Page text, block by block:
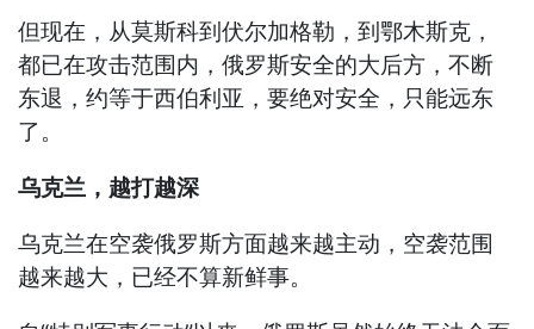
但现在，从莫斯科到伏尔加格勒，到鄂木斯克，
都已在攻击范围内，俄罗斯安全的大后方，不断
东退，约等于西伯利亚，要绝对安全，只能远东
了。
乌克兰，越打越深
乌克兰在空袭俄罗斯方面越来越主动，空袭范围
越来越大，已经不算新鲜事。